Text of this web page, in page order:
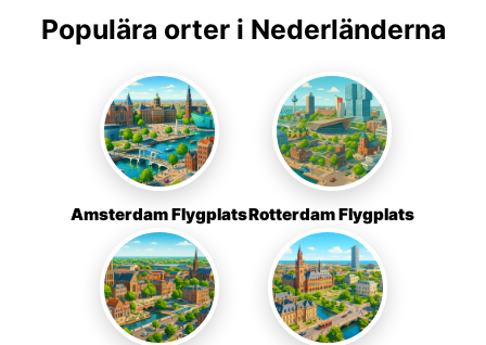
Populära orter i Nederländerna
Amsterdam FlygplatsRotterdam Flygplats